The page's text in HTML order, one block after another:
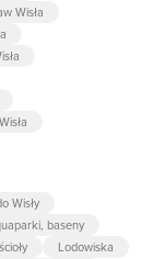
Wisła
Wisły
baseny
Lodowiska